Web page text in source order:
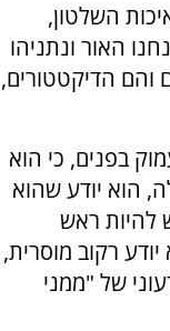
השלטון,
האור ונתניהו
והם הדיקטטורים,
בפנים, כי הוא
הוא יודע שהוא
להיות ראש
רקוב מוסרית,
של "ממני